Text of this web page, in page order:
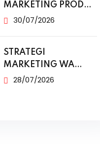
MARKETING PRODUK
MODAL KECIL TANPA
30/07/2026
STRATEGI
MARKETING WA
BUSINESS UNTUK
28/07/2026